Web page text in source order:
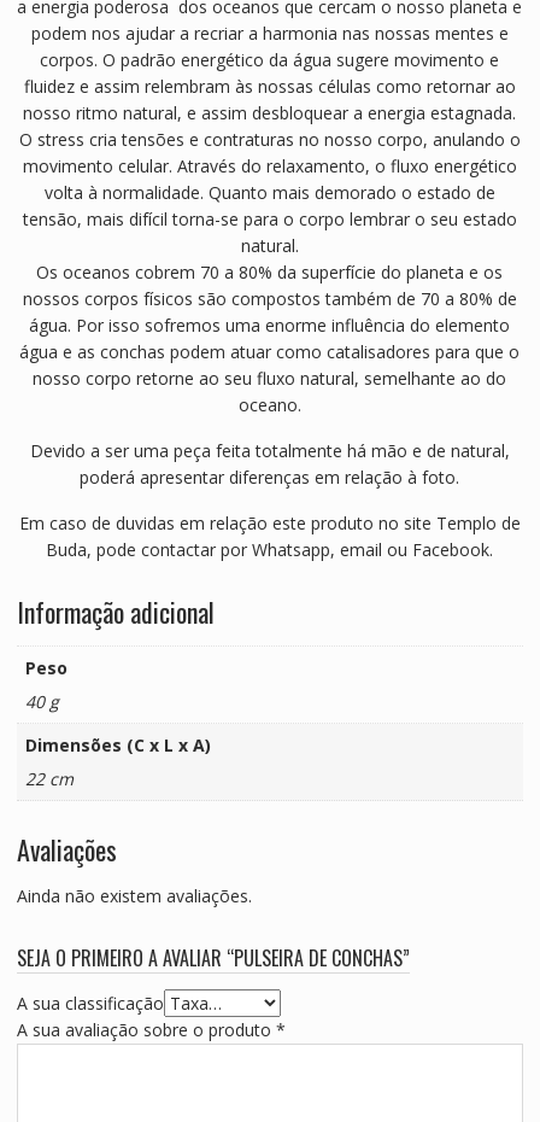
a energia poderosa dos oceanos que cercam o nosso planeta e
podem nos ajudar a recriar a harmonia nas nossas mentes e
corpos. O padrão energético da água sugere movimento e
fluidez e assim relembram às nossas células como retornar ao
nosso ritmo natural, e assim desbloquear a energia estagnada.
O stress cria tensões e contraturas no nosso corpo, anulando o
movimento celular. Através do relaxamento, o fluxo energético
volta à normalidade. Quanto mais demorado o estado de
tensão, mais difícil torna-se para o corpo lembrar o seu estado
natural.
Os oceanos cobrem 70 a 80% da superfície do planeta e os
nossos corpos físicos são compostos também de 70 a 80% de
água. Por isso sofremos uma enorme influência do elemento
água e as conchas podem atuar como catalisadores para que o
nosso corpo retorne ao seu fluxo natural, semelhante ao do
oceano.
Devido a ser uma peça feita totalmente há mão e de natural,
poderá apresentar diferenças em relação à foto.
Em caso de duvidas em relação este produto no site Templo de
Buda, pode contactar por Whatsapp, email ou Facebook.
Informação adicional
Peso
40 g
Dimensões (C x L x A)
22 cm
Avaliações
Ainda não existem avaliações.
SEJA O PRIMEIRO A AVALIAR “PULSEIRA DE CONCHAS”
A sua classificação
A sua avaliação sobre o produto *